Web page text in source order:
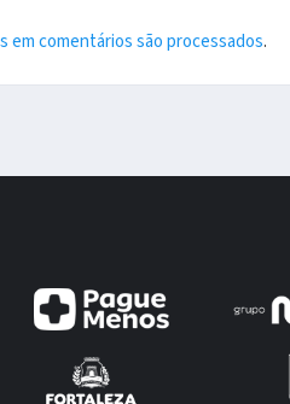
em comentários são processados.